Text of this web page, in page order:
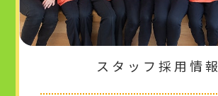
スタッフ採用情報